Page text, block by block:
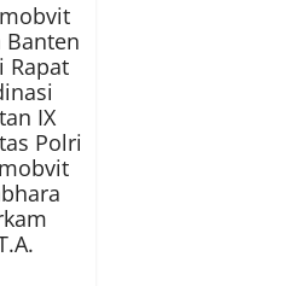
Banten
Rapat
IX
Polri